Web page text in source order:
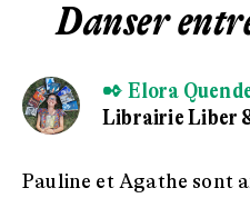
Danser
✒ Elora
Librairie Liber
Pauline et Agathe sont